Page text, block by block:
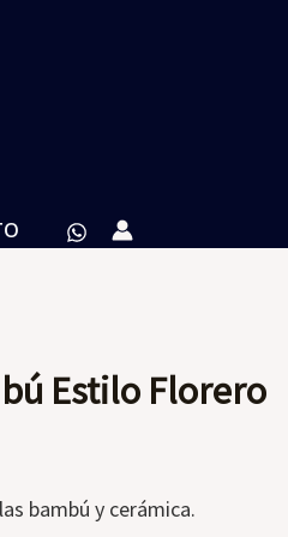
Estilo Florero
bambú y cerámica.